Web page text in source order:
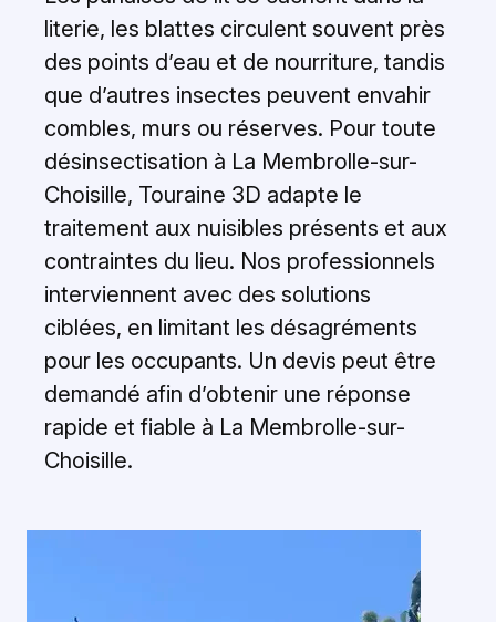
literie, les blattes circulent souvent près
des points d’eau et de nourriture, tandis
que d’autres insectes peuvent envahir
combles, murs ou réserves. Pour toute
désinsectisation à La Membrolle-sur-
Choisille, Touraine 3D adapte le
traitement aux nuisibles présents et aux
contraintes du lieu. Nos professionnels
interviennent avec des solutions
ciblées, en limitant les désagréments
pour les occupants. Un devis peut être
demandé afin d’obtenir une réponse
rapide et fiable à La Membrolle-sur-
Choisille.